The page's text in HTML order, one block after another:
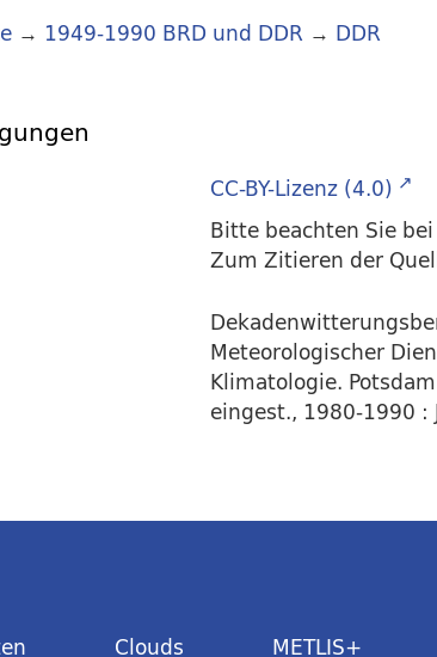
→ 1949-1990 BRD und DDR → DDR
CC-BY-Lizenz (4.0)
Bitte beachten Sie
Zum Zitieren der
Meteorologischer
Klimatologie.
eingest., 1980-1990 :
Clouds METLIS+